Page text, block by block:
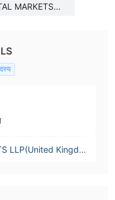
MARKETS L
LLP(United Kingdo